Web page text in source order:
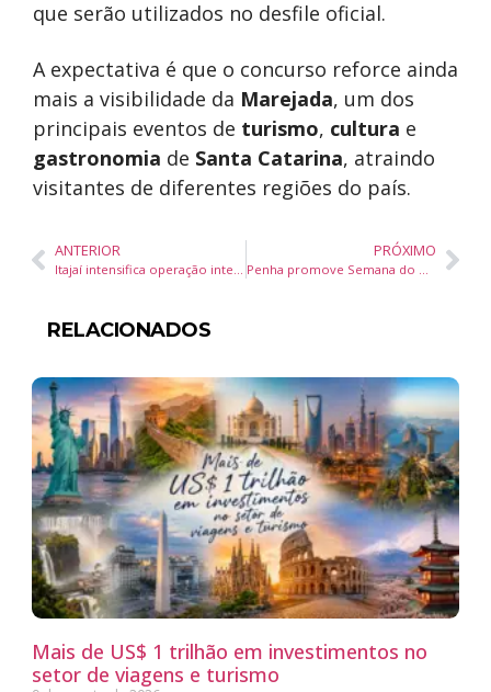
que serão utilizados no desfile oficial.
A expectativa é que o concurso reforce ainda
mais a visibilidade da Marejada, um dos
principais eventos de turismo, cultura e
gastronomia de Santa Catarina, atraindo
visitantes de diferentes regiões do país.
ANTERIOR
Itajaí intensifica operação integrada de segurança pública com fiscalização de trânsito, 12 autuações e remoção de motocicletas
PRÓXIMO
Penha promove Semana do MEI 2026 com capacitações gratuitas, consultorias e serviços para microempreendedores
RELACIONADOS
Mais de US$ 1 trilhão em investimentos no
setor de viagens e turismo